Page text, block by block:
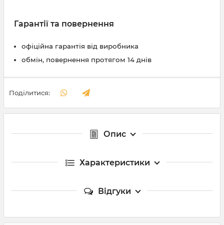
Гарантії та повернення
офіційна гарантія від виробника
обмін, повернення протягом 14 днів
Поділитися:
Опис
Характеристики
Відгуки